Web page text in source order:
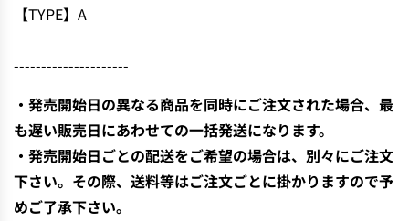
.
【TYPE】A
---------------------
・発売開始日の異なる商品を同時にご注文された場合、最
も遅い販売日にあわせての一括発送になります。
・発売開始日ごとの配送をご希望の場合は、別々にご注文
下さい。その際、送料等はご注文ごとに掛かりますので予
めご了承下さい。